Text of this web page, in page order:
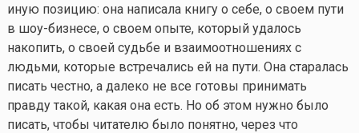
иную позицию: она написала книгу о себе, о своем пути
в шоу-бизнесе, о своем опыте, который удалось
накопить, о своей судьбе и взаимоотношениях с
людьми, которые встречались ей на пути. Она старалась
писать честно, а далеко не все готовы принимать
правду такой, какая она есть. Но об этом нужно было
писать, чтобы читателю было понятно, через что